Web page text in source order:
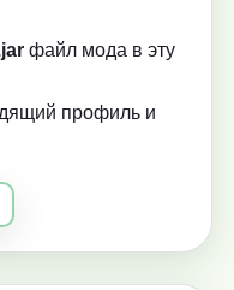
файл мода в эту
профиль и